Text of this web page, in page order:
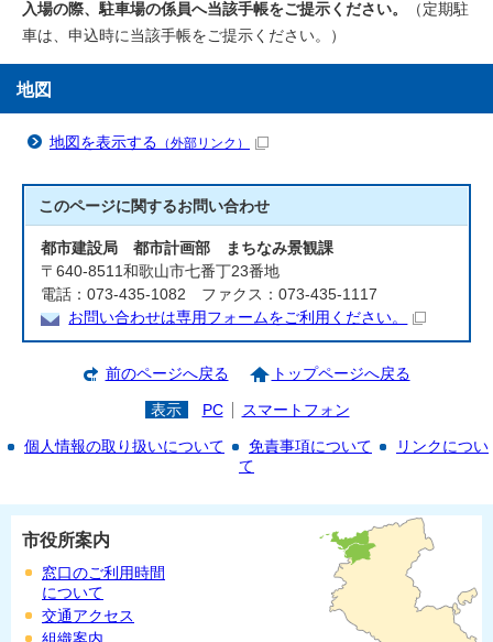
入場の際、駐車場の係員へ当該手帳をご提示ください。
（定期駐
車は、申込時に当該手帳をご提示ください。）
地図
地図を表示する （外部リンク）
このページに関するお問い合わせ
都市建設局 都市計画部 まちなみ景観課
〒640-8511和歌山市七番丁23番地
電話：073-435-1082 ファクス：073-435-1117
お問い合わせは専用フォームをご利用ください。
前のページへ戻る トップページへ戻る
表示 PC スマートフォン
個人情報の取り扱いについて 免責事項について
リンクについ
て
市役所案内
窓口のご利用時間
について
交通アクセス